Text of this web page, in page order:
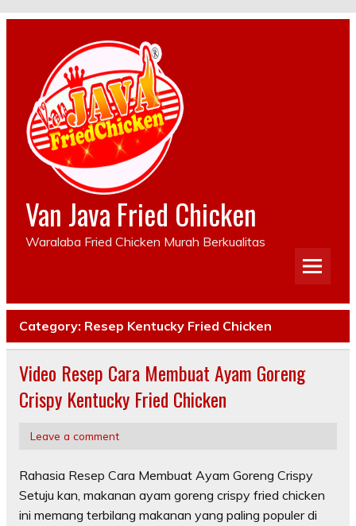
Van Java Fried Chicken
Waralaba Fried Chicken Murah Berkualitas
Category: Resep Kentucky Fried Chicken
Video Resep Cara Membuat Ayam Goreng
Crispy Kentucky Fried Chicken
Leave a comment
Rahasia Resep Cara Membuat Ayam Goreng Crispy
Setuju kan, makanan ayam goreng crispy fried chicken
ini memang terbilang makanan yang paling populer di